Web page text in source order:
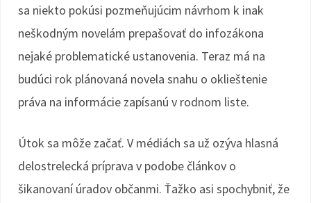
sa niekto pokúsi pozmeňujúcim návrhom k inak
neškodným novelám prepašovať do infozákona
nejaké problematické ustanovenia. Teraz má na
budúci rok plánovaná novela snahu o oklieštenie
práva na informácie zapísanú v rodnom liste.
Útok sa môže začať. V médiách sa už ozýva hlasná
delostrelecká príprava v podobe článkov o
šikanovaní úradov občanmi. Ťažko asi spochybniť, že